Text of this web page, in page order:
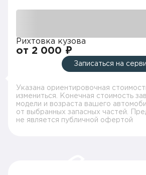
Рихтовка кузова
от 2 000 ₽
Записаться на
Указана ориентировочная
измениться. Конечная стоимость
модели и возраста вашего
от выбранных запасных частей.
не является публичной офертой